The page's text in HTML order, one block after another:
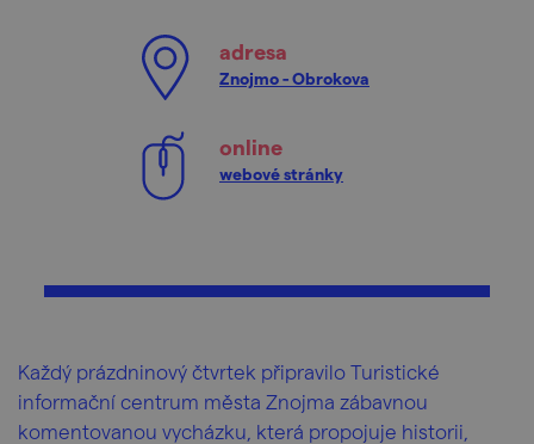
adresa
Znojmo - Obrokova
online
webové stránky
Každý prázdninový čtvrtek připravilo Turistické
informační centrum města Znojma zábavnou
komentovanou vycházku, která propojuje historii,